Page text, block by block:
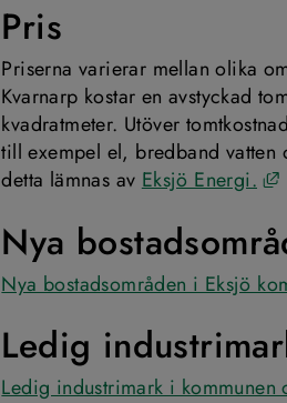
Pris
Priserna varierar mellan olika
Kvarnarp kostar en avstyckad
kvadratmeter. Utöver
till exempel el, bredband
detta lämnas av Eksjö Energi.
Nya
Nya bostadsområden i Eksjö
Ledig
Ledig industrimark i kommunen